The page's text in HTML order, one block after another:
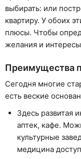
Рассказать новость
выбирать: или
квартиру. У обоих
плюсы. Чтобы
желания и
Преимущества
Сегодня многие
есть веские
Здесь развитая
аптек, кафе.
культурные
медицина